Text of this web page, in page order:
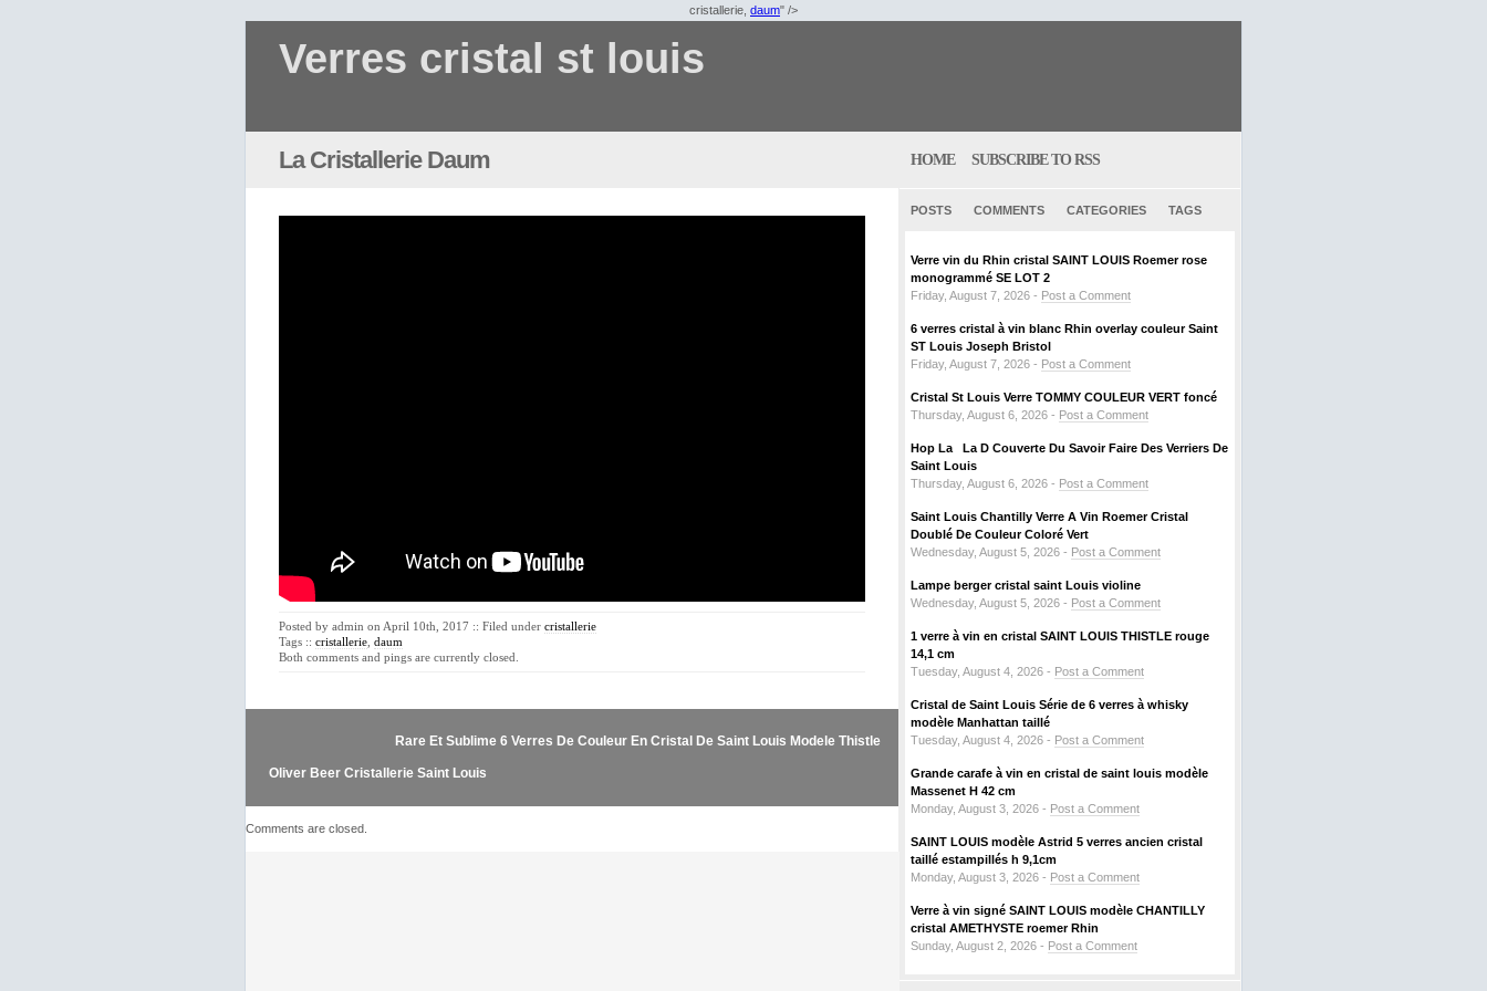
cristallerie, daum" />
Verres cristal st louis
La Cristallerie Daum
Posted by admin on April 10th, 2017 :: Filed under cristallerie
Tags :: cristallerie daum
Both comments and pings are currently closed.
Rare Et Sublime 6 Verres De Couleur En Cristal De Saint Louis Modele Thistle
Oliver Beer Cristallerie Saint Louis
Comments are closed.
HOME SUBSCRIBE TO RSS
POSTS COMMENTS CATEGORIES TAGS
Verre vin du Rhin cristal SAINT LOUIS Roemer rose
monogrammé SE LOT 2
Friday, August 7, 2026 - Post a Comment
6 verres cristal à vin blanc Rhin overlay couleur Saint
ST Louis Joseph Bristol
Friday, August 7, 2026 - Post a Comment
Cristal St Louis Verre TOMMY COULEUR VERT foncé
Thursday, August 6, 2026 - Post a Comment
Hop La La D Couverte Du Savoir Faire Des Verriers De
Saint Louis
Thursday, August 6, 2026 - Post a Comment
Saint Louis Chantilly Verre A Vin Roemer Cristal
Doublé De Couleur Coloré Vert
Wednesday, August 5, 2026 - Post a Comment
Lampe berger cristal saint Louis violine
Wednesday, August 5, 2026 - Post a Comment
1 verre à vin en cristal SAINT LOUIS THISTLE rouge
14,1 cm
Tuesday, August 4, 2026 - Post a Comment
Cristal de Saint Louis Série de 6 verres à whisky
modèle Manhattan taillé
Tuesday, August 4, 2026 - Post a Comment
Grande carafe à vin en cristal de saint louis modèle
Massenet H 42 cm
Monday, August 3, 2026 - Post a Comment
SAINT LOUIS modèle Astrid 5 verres ancien cristal
taillé estampillés h 9,1cm
Monday, August 3, 2026 - Post a Comment
Verre à vin signé SAINT LOUIS modèle CHANTILLY
cristal AMETHYSTE roemer Rhin
Sunday, August 2, 2026 - Post a Comment